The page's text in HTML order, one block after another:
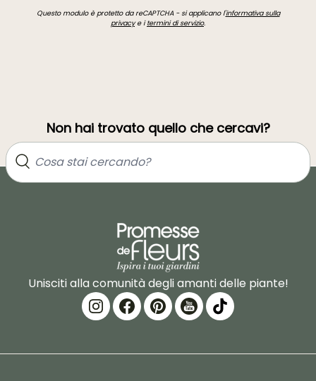
Questo modulo è protetto da reCAPTCHA - si applicano l'informativa sulla
privacye itermini di servizio.
Non hai trovato quello che cercavi?
Unisciti alla comunità degli amanti delle piante!